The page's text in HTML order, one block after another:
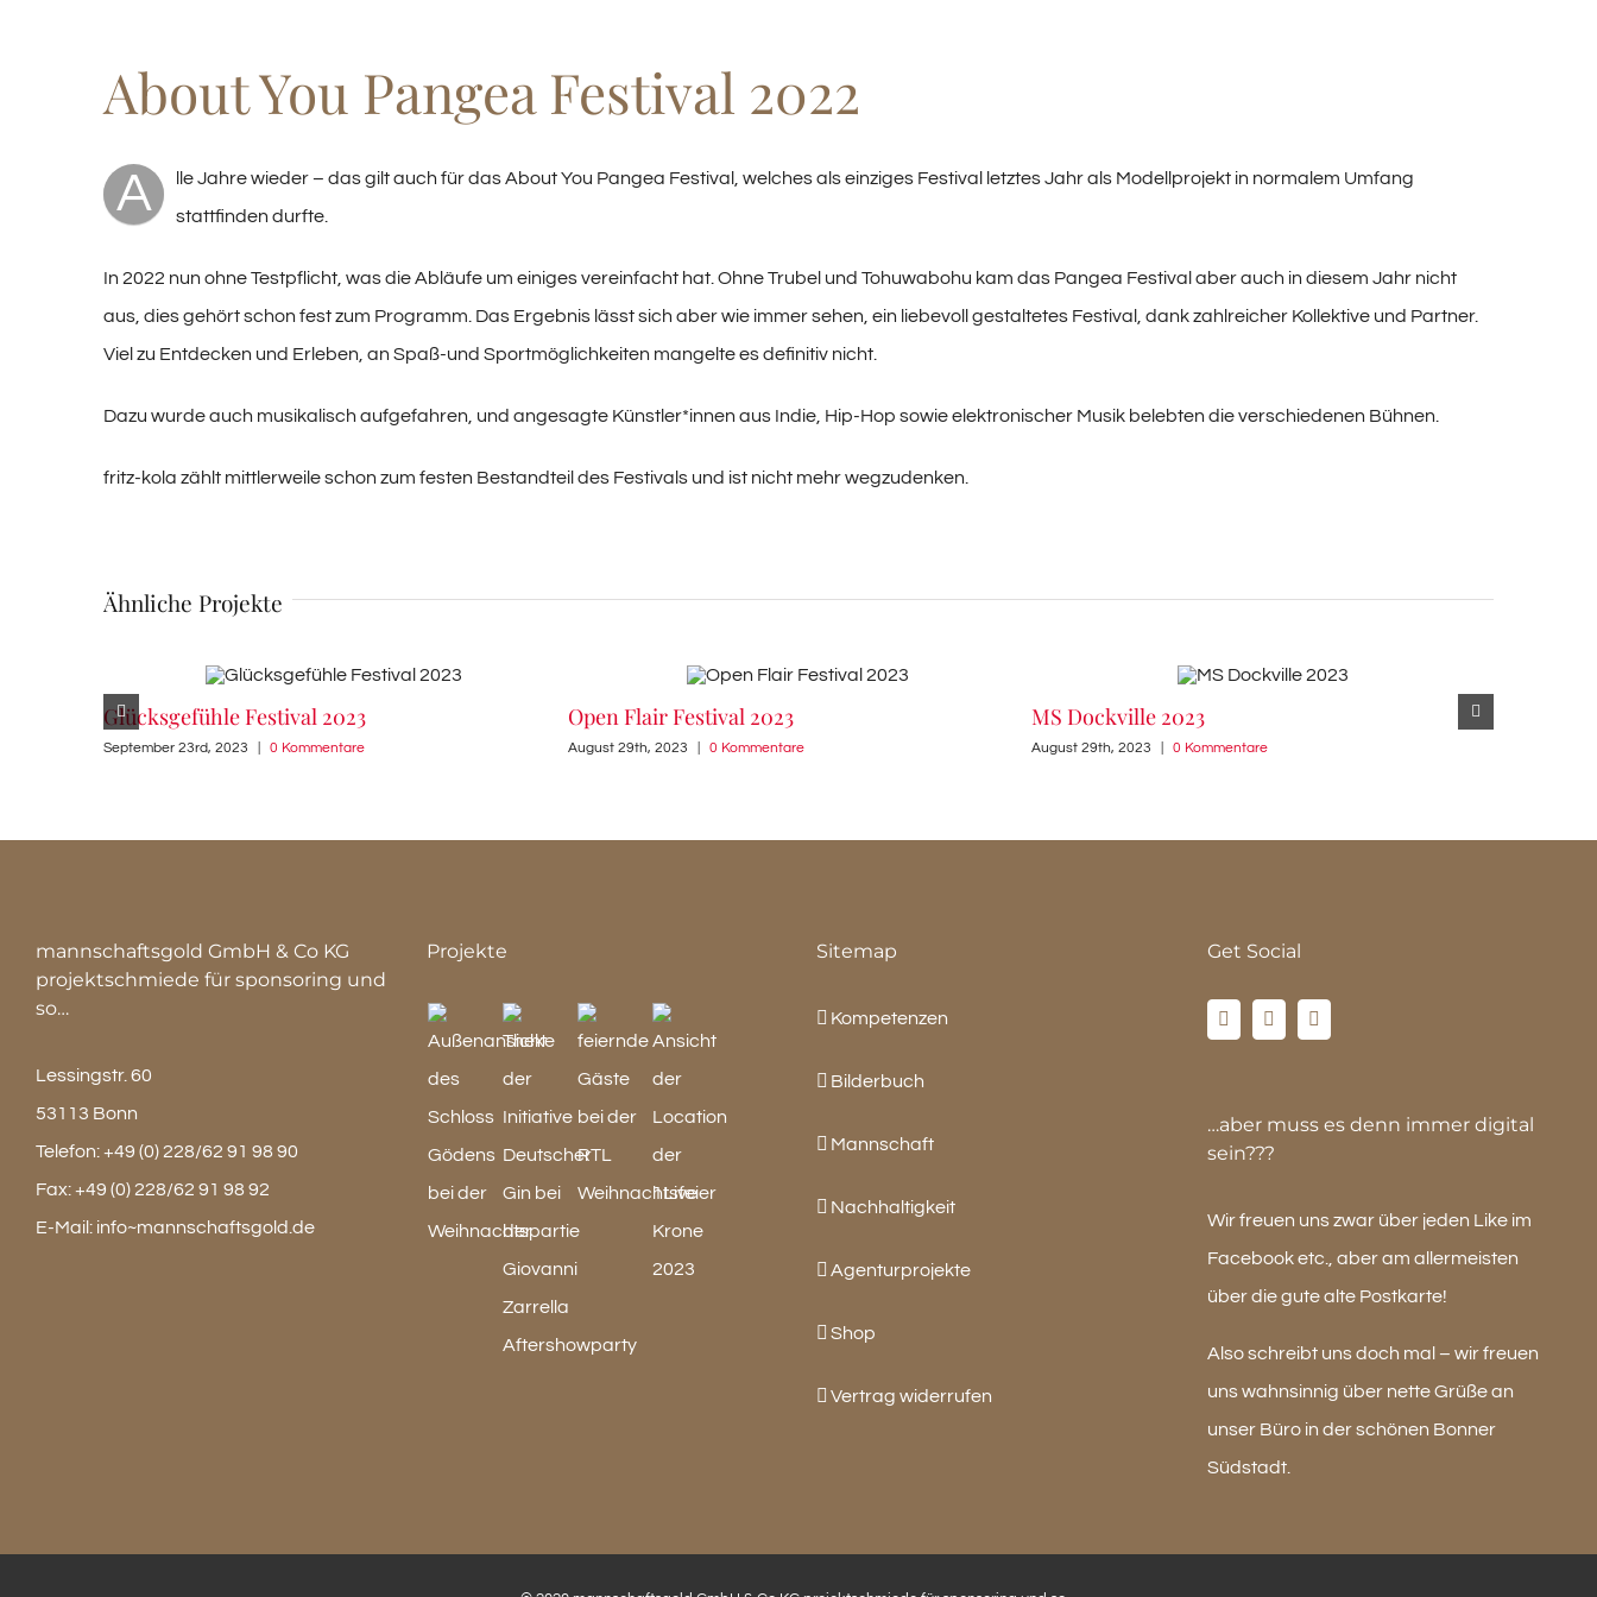
About You Pangea Festival 2022
A
lle Jahre wieder – das gilt auch für das About You Pangea Festival, welches als einziges Festival letztes Jahr als Modellprojekt in normalem Umfang
stattfinden durfte.
In 2022 nun ohne Testpflicht, was die Abläufe um einiges vereinfacht hat. Ohne Trubel und Tohuwabohu kam das Pangea Festival aber auch in diesem Jahr nicht
aus, dies gehört schon fest zum Programm. Das Ergebnis lässt sich aber wie immer sehen, ein liebevoll gestaltetes Festival, dank zahlreicher Kollektive und Partner.
Viel zu Entdecken und Erleben, an Spaß-und Sportmöglichkeiten mangelte es definitiv nicht.
Dazu wurde auch musikalisch aufgefahren, und angesagte Künstler*innen aus Indie, Hip-Hop sowie elektronischer Musik belebten die verschiedenen Bühnen.
fritz-kola zählt mittlerweile schon zum festen Bestandteil des Festivals und ist nicht mehr wegzudenken.
Ähnliche Projekte
Glücksgefühle Festival 2023
September 23rd, 2023 0 Kommentare
Open Flair Festival 2023
August 29th, 2023 0 Kommentare
MS Dockville 2023
August 29th, 2023 0 Kommentare
mannschaftsgold GmbH & Co KG
projektschmiede für sponsoring und
so…
Lessingstr. 60
53113 Bonn
Telefon:+49 (0) 228/62 91 98 90
Fax:+49 (0) 228/62 91 98 92
E-Mail: info~mannschaftsgold.de
Projekte Sitemap
Kompetenzen
Bilderbuch
Mannschaft
Nachhaltigkeit
Agenturprojekte
Shop
Vertrag widerrufen
Get Social
…aber muss es denn immer digital
sein???
Wir freuen uns zwar über jeden Like im
Facebook etc., aber am allermeisten
über die gute alte Postkarte!
Also schreibt uns doch mal – wir freuen
uns wahnsinnig über nette Grüße an
unser Büro in der schönen Bonner
Südstadt.